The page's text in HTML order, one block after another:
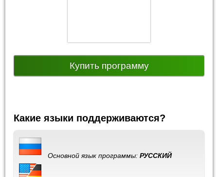
Купить программу
Какие языки поддерживаются?
Основной язык программы:РУССКИЙ